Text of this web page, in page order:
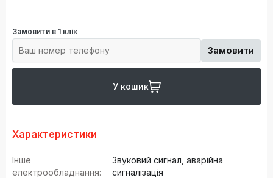
Замовити в 1 клік
Замовити
У кошик
Характеристики
Інше
електрообладнання:
Звуковий сигнал, аварійна
сигналізація